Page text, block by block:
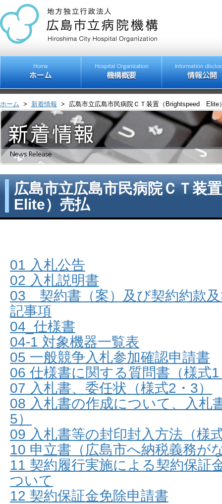
ホーム > 新着情報 > 広島市立広島市民病院ＣＴ装置（Brightspeed Elite
広島市立広島市民病院ＣＴ
Elite）売払
01 入札公告
02 入札説明書
03 契約書（案）及び契約約款
記事項
04_仕様書
04-1 対象機器一覧表
05 一般競争入札参加確認申請書
06 仕様書に関する質問書（様式
07 入札書、委任状（様式2・3）
08 入札書の作成について、入札
5）
09 入札書等の封印封入方法（様
10 申立書（広島市へ納税義務が
11 契約履行実施による契約保証
ついて
12 契約保証金免除申請書